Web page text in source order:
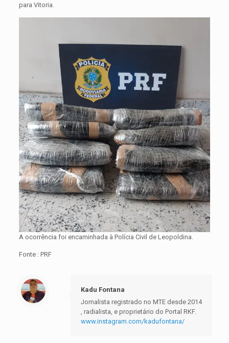
para Vitoria.
A ocorrência foi encaminhada à Polícia Civil de Leopoldina.
Fonte : PRF
Kadu Fontana
Jornalista registrado no MTE desde 2014
, radialista, e proprietário do Portal RKF.
www.instagram.com/kadufontana/